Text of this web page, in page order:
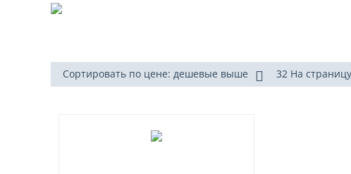
Сортировать по цене: дешевые выше 32 На страницу